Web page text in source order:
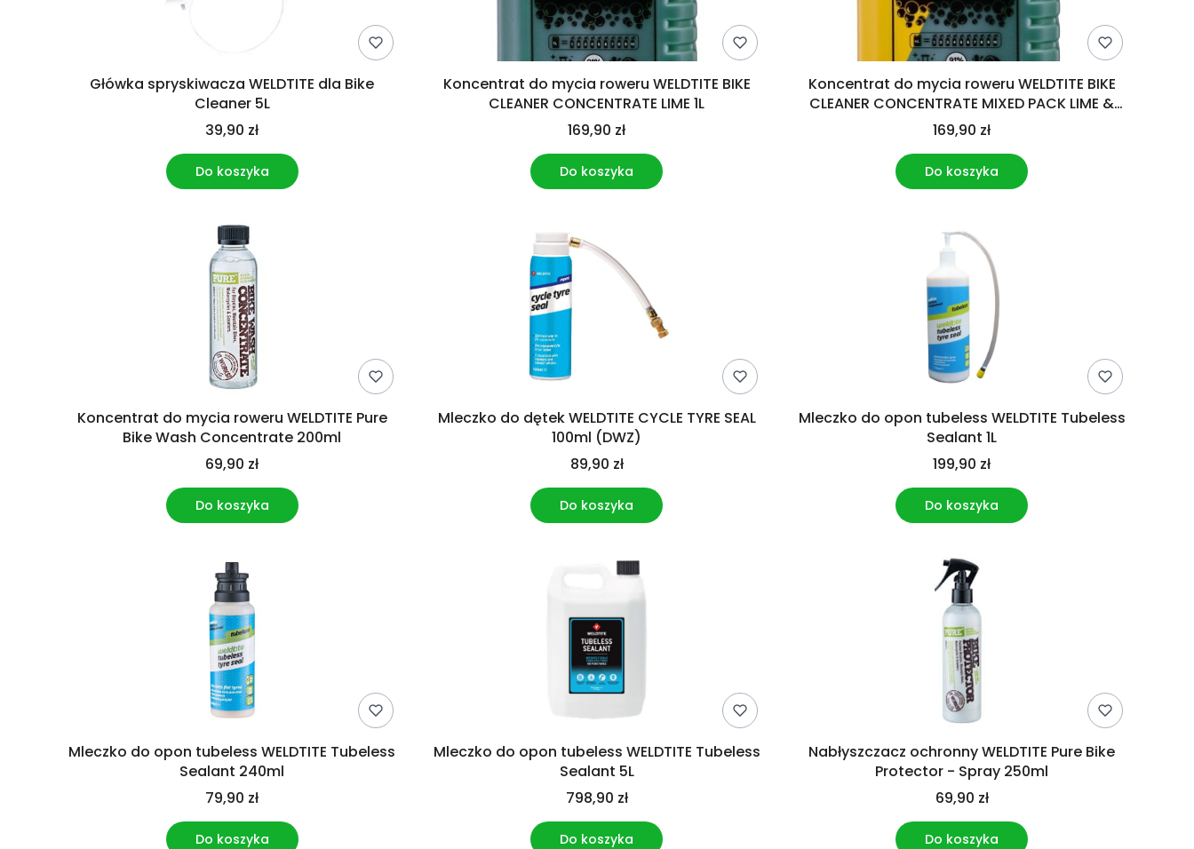
Główka spryskiwacza WELDTITE dla Bike
Cleaner 5L
39,90 zł
Do koszyka
Koncentrat do mycia roweru WELDTITE BIKE
CLEANER CONCENTRATE LIME 1L
169,90 zł
Do koszyka
Koncentrat do mycia roweru WELDTITE BIKE
CLEANER CONCENTRATE MIXED PACK LIME &
LEMON 1L
169,90 zł
Do koszyka
Koncentrat do mycia roweru WELDTITE Pure
Bike Wash Concentrate 200ml
69,90 zł
Do koszyka
Mleczko do dętek WELDTITE CYCLE TYRE SEAL
100ml (DWZ)
89,90 zł
Do koszyka
Mleczko do opon tubeless WELDTITE Tubeless
Sealant 1L
199,90 zł
Do koszyka
Mleczko do opon tubeless WELDTITE Tubeless
Sealant 240ml
79,90 zł
Do koszyka
Mleczko do opon tubeless WELDTITE Tubeless
Sealant 5L
798,90 zł
Do koszyka
Nabłyszczacz ochronny WELDTITE Pure Bike
Protector - Spray 250ml
69,90 zł
Do koszyka